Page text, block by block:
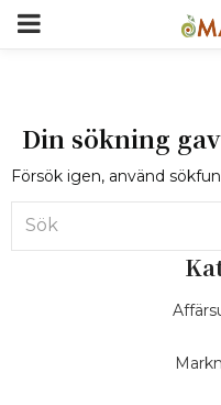
Din sökning
Försök igen, använd